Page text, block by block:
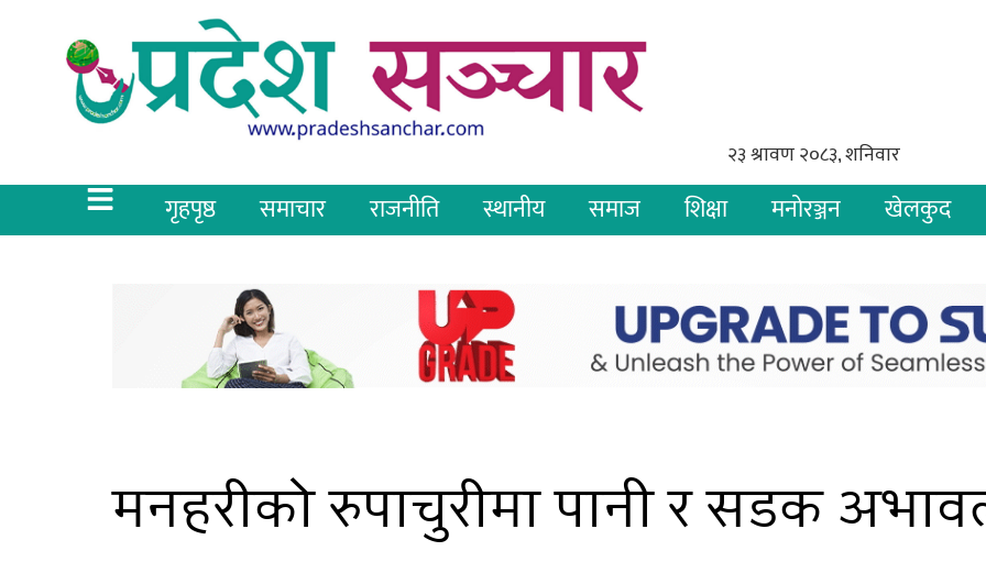
गृहपृष्ठ समाचार राजनीति स्थानीय समाज शिक्षा मनोरञ्जन खेलकुद
मनहरीको रुपाचुरीमा पानी र सडक